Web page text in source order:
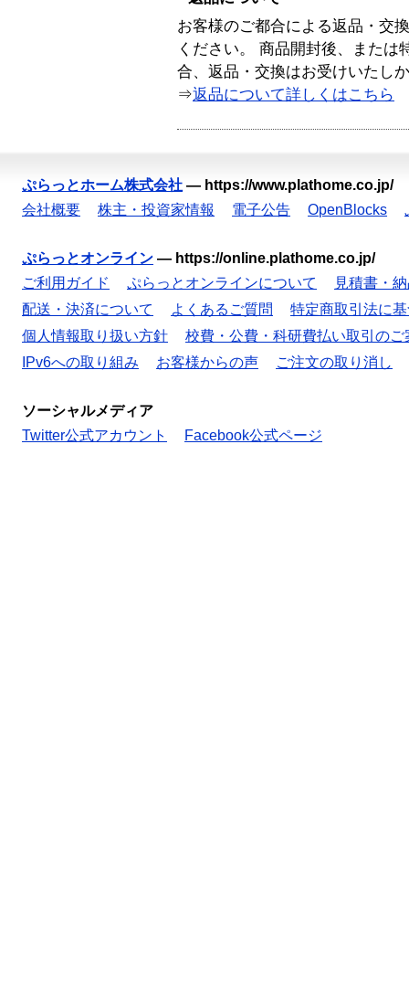
お客様のご都合による返品・交
ください。 商品開封後、または
合、返品・交換はお受けいたし
⇒返品について詳しくはこちら
ぷらっとホーム株式会社 — https://www.plathome.co.jp/
会社概要
株主・投資家情報 電子公告 OpenBlocks
ぷらっとオンライン — https://online.plathome.co.jp/
ご利用ガイド
ぷらっとオンラインについて
見積書・
配送・決済について
よくあるご質問
特定商取引法に
個人情報取り扱い方針
校費・公費・科研費払い取引のご
IPv6への取り組み
お客様からの声 ご注文の取り消し
ソーシャルメディア
Twitter公式アカウント
Facebook公式ページ